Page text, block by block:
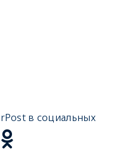
в социальных